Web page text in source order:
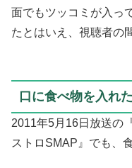
面でもツッコミが入っ
たとはいえ、視聴者の
口に食べ物を入れ
2011年5月16日放送の
ストロSMAP』でも、